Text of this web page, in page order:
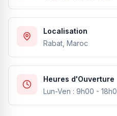
Localisation
Rabat, Maroc
Heures d'Ouverture
Lun-Ven : 9h00 -